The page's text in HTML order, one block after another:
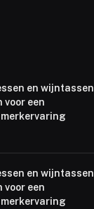
en wijntassen
voor een
en wijntassen
voor een